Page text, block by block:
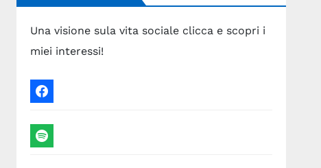
Una visione sula vita sociale clicca e scopri i
miei interessi!
facebook
spotify